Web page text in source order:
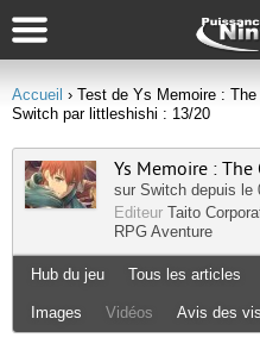
Accueil › Test de Ys Memoire :
Switch par littleshishi : 13/20
Ys Memoire :
sur Switch depuis le
Editeur Taito
RPG Aventure
Hub du jeu Tous les articles
Images Vidéos Avis des